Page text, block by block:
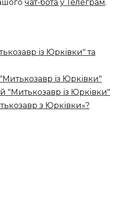
чат-бота у Телеграм.
із Юрківки" та
із Юрківки"
"Митькозавр із Юрківки"
з Юрківки»?